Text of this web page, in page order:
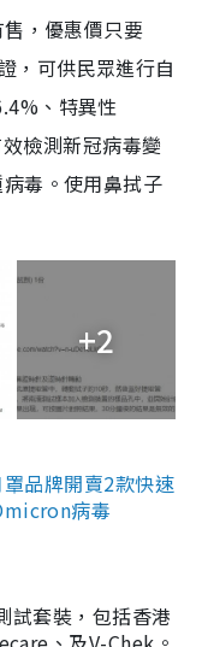
，優惠價只要
，可供民眾進行自
、特異性
檢測新冠病毒變
毒。使用鼻拭子
+2
品牌開賣2款快速
病毒
試套裝，包括香港